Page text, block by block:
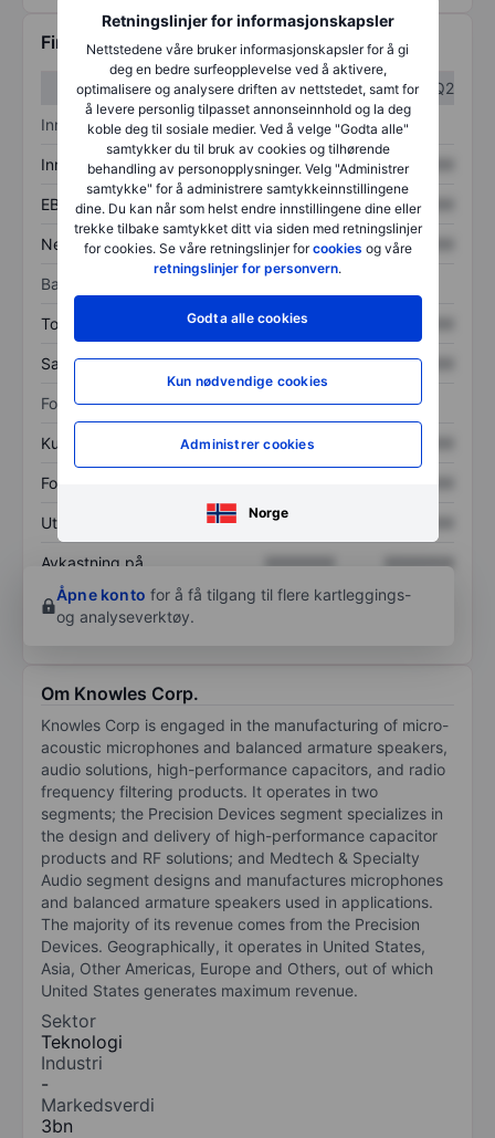
Retningslinjer for informasjonskapsler
Nettstedene våre bruker informasjonskapsler for å gi
deg en bedre surfeopplevelse ved å aktivere,
optimalisere og analysere driften av nettstedet, samt for
å levere personlig tilpasset annonseinnhold og la deg
koble deg til sosiale medier. Ved å velge "Godta alle"
samtykker du til bruk av cookies og tilhørende
behandling av personopplysninger. Velg "Administrer
samtykke" for å administrere samtykkeinnstillingene
dine. Du kan når som helst endre innstillingene dine eller
trekke tilbake samtykket ditt via siden med retningslinjer
for cookies. Se våre retningslinjer forcookies og våre
retningslinjer for personvern.
Godta alle cookies
Kun nødvendige cookies
Administrer cookies
Norge
Finansiell informasjon
Q1
Q2
Inntektsoversikt
Inntekter XXXXXXX XXXXXXX
EBITDA XXXXXXX XXXXXXX
Nettoinntekt XXXXXXX XXXXXXX
Balanse
Totale eiendeler XXXXXXX
Samlet gjeld XXXXXXX XXXXXXX
Forholdstall
Kurs/salg XXXXXXX
Fortjeneste per aksje
Utbytte per aksje XXXXXXX
Avkastning på
egenkapital
XXXXXXX
XXXXXXX
Åpne konto for å få tilgang til flere kartleggings-
og analyseverktøy.
Om Knowles Corp.
Knowles Corp is engaged in the manufacturing of micro-
acoustic microphones and balanced armature speakers,
audio solutions, high-performance capacitors, and radio
frequency filtering products. It operates in two
segments; the Precision Devices segment specializes in
the design and delivery of high-performance capacitor
products and RF solutions; and Medtech & Specialty
Audio segment designs and manufactures microphones
and balanced armature speakers used in applications.
The majority of its revenue comes from the Precision
Devices. Geographically, it operates in United States,
Asia, Other Americas, Europe and Others, out of which
United States generates maximum revenue.
Sektor
Teknologi
Industri
-
Markedsverdi
3bn